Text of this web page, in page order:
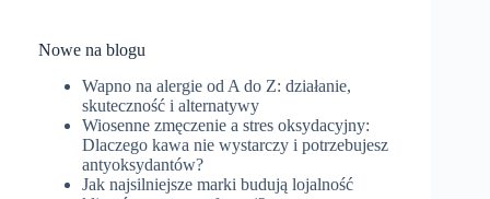
Nowe na blogu
Wapno na alergie od A do Z: działanie,
skuteczność i alternatywy
Wiosenne zmęczenie a stres oksydacyjny:
Dlaczego kawa nie wystarczy i potrzebujesz
antyoksydantów?
Jak najsilniejsze marki budują lojalność